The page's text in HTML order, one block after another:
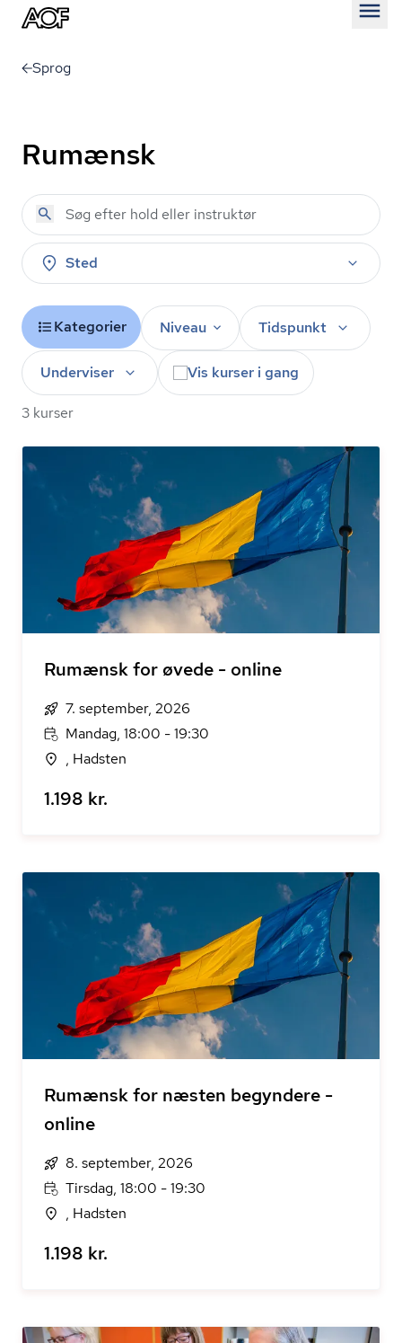
Sprog
Rumænsk
Sted
Kategorier Niveau Tidspunkt
Underviser Vis kurser i gang
3 kurser
Rumænsk for øvede - online
7. september, 2026
Mandag, 18:00 - 19:30
, Hadsten
1.198 kr.
Rumænsk for næsten begyndere -
online
8. september, 2026
Tirsdag, 18:00 - 19:30
, Hadsten
1.198 kr.